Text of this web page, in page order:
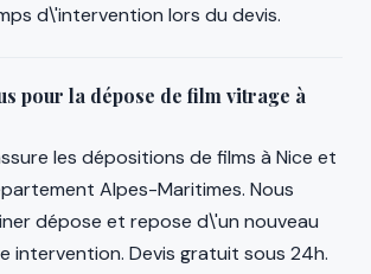
d\'intervention lors du devis.
pour la dépose de film vitrage à
les dépositions de films à Nice et
Alpes-Maritimes. Nous
dépose et repose d\'un nouveau
intervention. Devis gratuit sous 24h.